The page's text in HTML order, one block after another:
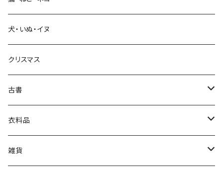
生活・暮らし
芸術・絵画・写真
絵本・児童書
娯楽・エンターテインメント
犬・いぬ・イヌ
クリスマス
古書
古書セット
美術
衣料品
POLEWARDS
雑貨